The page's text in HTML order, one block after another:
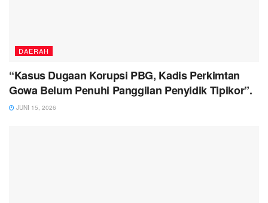
DAERAH
“Kasus Dugaan Korupsi PBG, Kadis Perkimtan
Gowa Belum Penuhi Panggilan Penyidik Tipikor”.
JUNI 15, 2026